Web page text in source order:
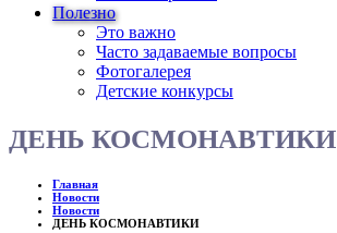
Полезно
Это важно
Часто задаваемые вопросы
Фотогалерея
Детские конкурсы
ДЕНЬ КОСМОНАВТИКИ
Главная
Новости
Новости
ДЕНЬ КОСМОНАВТИКИ